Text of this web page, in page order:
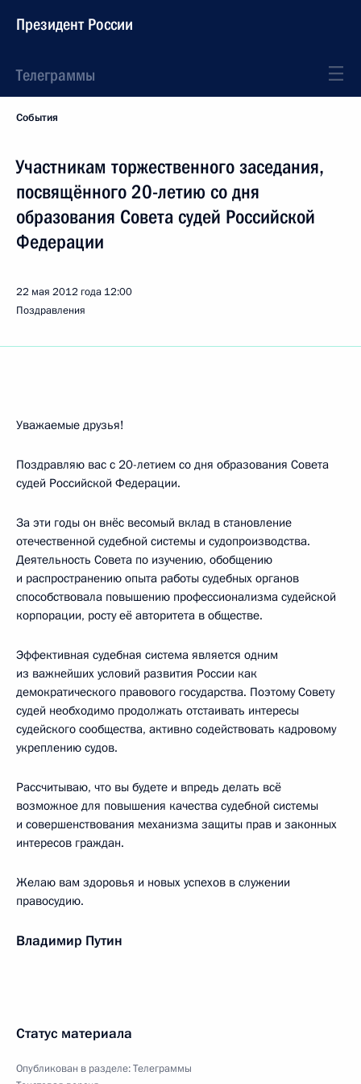
Президент России
Телеграммы
События
Участникам торжественного заседания,
посвящённого 20-летию со дня
образования Совета судей Российской
Федерации
22 мая 2012 года 12:00
Поздравления
Уважаемые друзья!
Поздравляю вас с 20-летием со дня образования Совета
судей Российской Федерации.
За эти годы он внёс весомый вклад в становление
отечественной судебной системы и судопроизводства.
Деятельность Совета по изучению, обобщению
и распространению опыта работы судебных органов
способствовала повышению профессионализма судейской
корпорации, росту её авторитета в обществе.
Эффективная судебная система является одним
из важнейших условий развития России как
демократического правового государства. Поэтому Совету
судей необходимо продолжать отстаивать интересы
судейского сообщества, активно содействовать кадровому
укреплению судов.
Рассчитываю, что вы будете и впредь делать всё
возможное для повышения качества судебной системы
и совершенствования механизма защиты прав и законных
интересов граждан.
Желаю вам здоровья и новых успехов в служении
правосудию.
Владимир Путин
Статус материала
Опубликован в разделе:Телеграммы